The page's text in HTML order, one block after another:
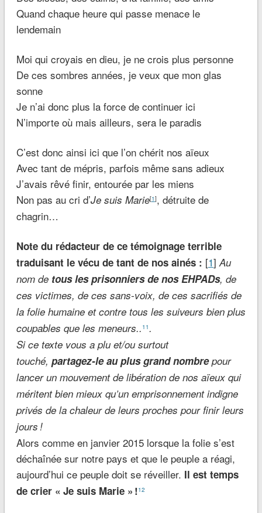
Quand chaque heure qui passe menace le
lendemain
Moi qui croyais en dieu, je ne crois plus personne
De ces sombres années, je veux que mon glas
sonne
Je n’ai donc plus la force de continuer ici
N’importe où mais ailleurs, sera le paradis
C’est donc ainsi ici que l’on chérit nos aïeux
Avec tant de mépris, parfois même sans adieux
J’avais rêvé finir, entourée par les miens
Non pas au cri d’Je suis Marie[1], détruite de
chagrin…
Note du rédacteur de ce témoignage terrible
traduisant le vécu de tant de nos ainés : [1]Au
nom de tous les prisonniers de nos EHPADs, de
ces victimes, de ces sans-voix, de ces sacrifiés de
la folie humaine et contre tous les suiveurs bien plus
coupables que les meneurs.. 11.
Si ce texte vous a plu et/ou surtout
touché, partagez-le au plus grand nombrepour
lancer un mouvement de libération de nos aïeux qui
méritent bien mieux qu’un emprisonnement indigne
privés de la chaleur de leurs proches pour finir leurs
jours !
Alors comme en janvier 2015 lorsque la folie s’est
déchaînée sur notre pays et que le peuple a réagi,
aujourd’hui ce peuple doit se réveiller. Il est temps
de crier « Je suis Marie » ! 12